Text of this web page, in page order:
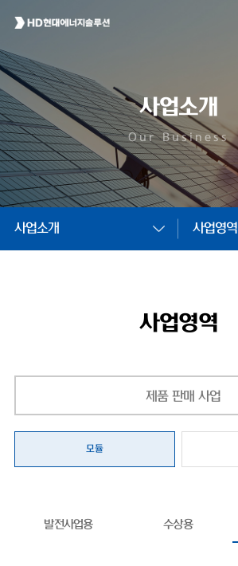
사업소개
Our Business
사업소개 사업영역
사업영역
제품 판매 사업
모듈
발전사업용 수상용